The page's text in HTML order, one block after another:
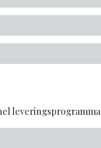
leveringsprogramma